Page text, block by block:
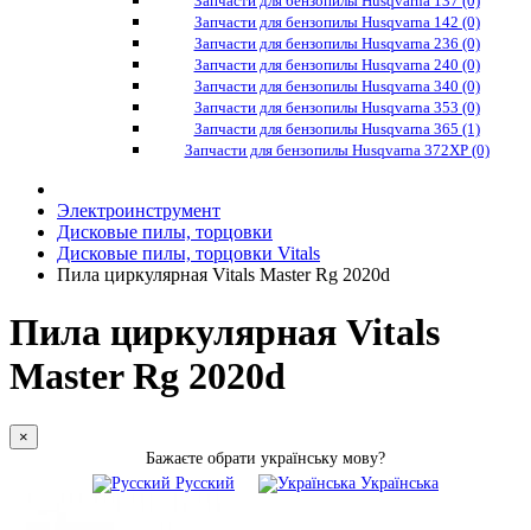
Запчасти для бензопилы Husqvarna 142 (0)
Запчасти для бензопилы Husqvarna 236 (0)
Запчасти для бензопилы Husqvarna 240 (0)
Запчасти для бензопилы Husqvarna 340 (0)
Запчасти для бензопилы Husqvarna 353 (0)
Запчасти для бензопилы Husqvarna 365 (1)
Запчасти для бензопилы Husqvarna 372XP (0)
Электроинструмент
Дисковые пилы, торцовки
Дисковые пилы, торцовки Vitals
Пила циркулярная Vitals Master Rg 2020d
Пила циркулярная Vitals
Master Rg 2020d
×
Бажаєте обрати українську мову?
Русский
Українська